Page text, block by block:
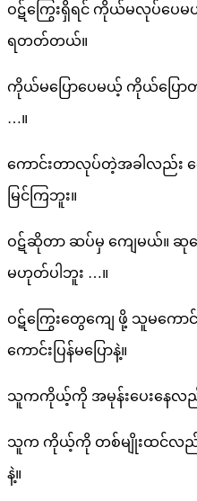
ဝဋ်ကြွေးရှိရင် ကိုယ်မလုပ်
ရတတ်တယ်။
ကိုယ်မပြောပေမယ့် ကိုယ်ပြ
…။
ကောင်းတာလုပ်တဲ့အခါလည်း
မြင်ကြဘူး။
ဝဋ်ဆိုတာ ဆပ်မှ ကျေမယ်။ ဆုတ
မဟုတ်ပါဘူး …။
ဝဋ်ကြွေးတွေကျေ ဖို့ သူမကေ
ကောင်းပြန်မပြောနဲ့။
သူကကိုယ့်ကို အမုန်းပေးနေလည်
သူက ကိုယ့်ကို တစ်မျိုးထင်လည်
နဲ့။